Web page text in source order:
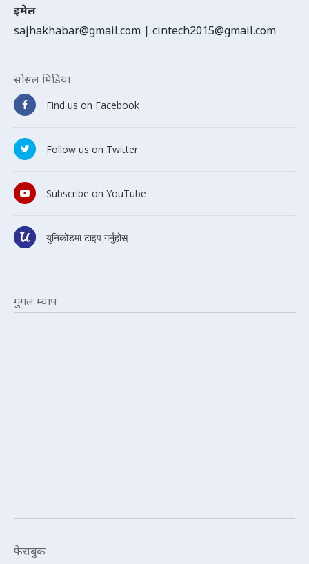
इमेल
sajhakhabar@gmail.com | cintech2015@gmail.com
सोसल मिडिया
Find us on Facebook
Follow us on Twitter
Subscribe on YouTube
युनिकोडमा टाइप गर्नुहोस्
गुगल म्याप
फेसबुक